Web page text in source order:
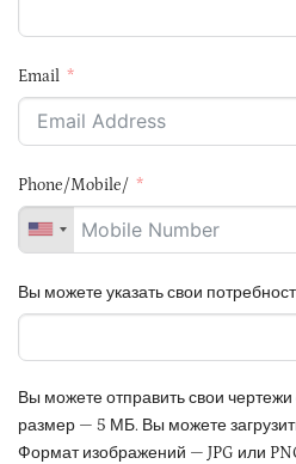
Email
Phone/Mobile/
Вы можете указать свои
Вы можете отправить свои
размер — 5 МБ. Вы можете
Формат изображений — JPG или